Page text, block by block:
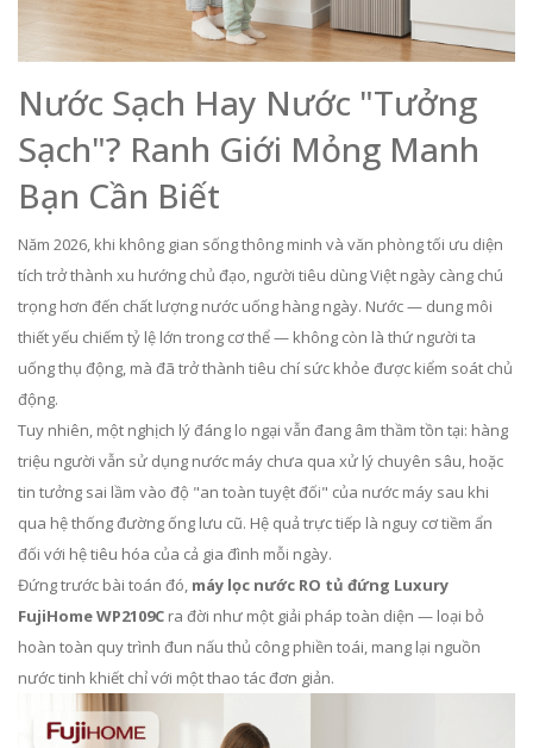
Nước Sạch Hay Nước "Tưởng
Sạch"? Ranh Giới Mỏng Manh
Bạn Cần Biết
Năm 2026, khi không gian sống thông minh và văn phòng tối ưu diện
tích trở thành xu hướng chủ đạo, người tiêu dùng Việt ngày càng chú
trọng hơn đến chất lượng nước uống hàng ngày. Nước — dung môi
thiết yếu chiếm tỷ lệ lớn trong cơ thể — không còn là thứ người ta
uống thụ động, mà đã trở thành tiêu chí sức khỏe được kiểm soát chủ
động.
Tuy nhiên, một nghịch lý đáng lo ngại vẫn đang âm thầm tồn tại: hàng
triệu người vẫn sử dụng nước máy chưa qua xử lý chuyên sâu, hoặc
tin tưởng sai lầm vào độ "an toàn tuyệt đối" của nước máy sau khi
qua hệ thống đường ống lưu cũ. Hệ quả trực tiếp là nguy cơ tiềm ẩn
đối với hệ tiêu hóa của cả gia đình mỗi ngày.
Đứng trước bài toán đó, máy lọc nước RO tủ đứng Luxury
FujiHome WP2109C ra đời như một giải pháp toàn diện — loại bỏ
hoàn toàn quy trình đun nấu thủ công phiền toái, mang lại nguồn
nước tinh khiết chỉ với một thao tác đơn giản.